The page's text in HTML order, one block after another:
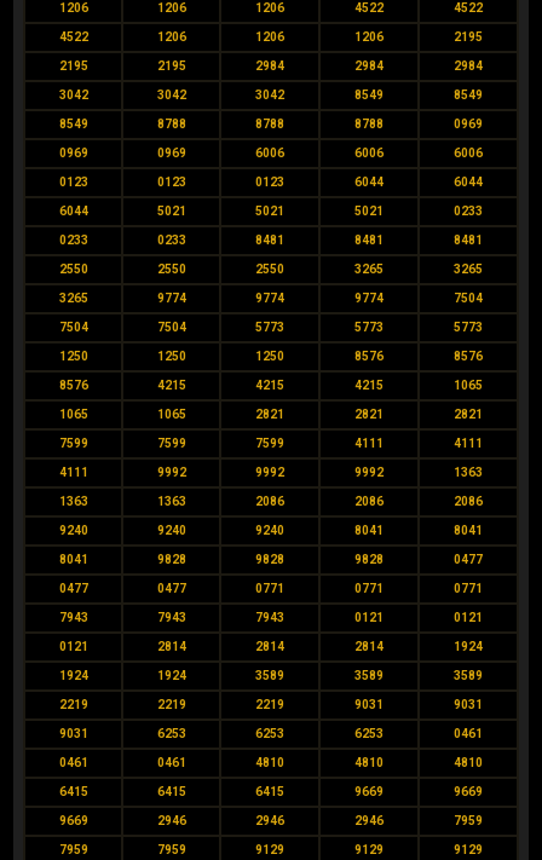
1206 1206 1206 4522 4522
4522 1206 1206 1206 2195
2195 2195 2984 2984 2984
3042 3042 3042 8549 8549
8549 8788 8788 8788 0969
0969 0969 6006 6006 6006
0123 0123 0123 6044 6044
6044 5021 5021 5021 0233
0233 0233 8481 8481 8481
2550 2550 2550 3265 3265
3265 9774 9774 9774 7504
7504 7504 5773 5773 5773
1250 1250 1250 8576 8576
8576 4215 4215 4215 1065
1065 1065 2821 2821 2821
7599 7599 7599 4111 4111
4111 9992 9992 9992 1363
1363 1363 2086 2086 2086
9240 9240 9240 8041 8041
8041 9828 9828 9828 0477
0477 0477 0771 0771 0771
7943 7943 7943 0121 0121
0121 2814 2814 2814 1924
1924 1924 3589 3589 3589
2219 2219 2219 9031 9031
9031 6253 6253 6253 0461
0461 0461 4810 4810 4810
6415 6415 6415 9669 9669
9669 2946 2946 2946 7959
7959 7959 9129 9129 9129